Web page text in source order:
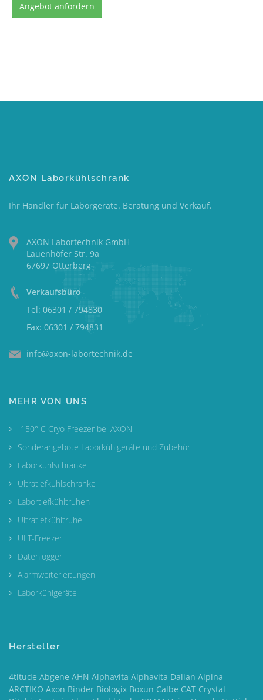
Angebot anfordern
AXON Laborkühlschrank
Ihr Händler für Laborgeräte. Beratung und Verkauf.
AXON Labortechnik GmbH
Lauenhöfer Str. 9a
67697 Otterberg
Verkaufsbüro
Tel: 06301 / 794830
Fax: 06301 / 794831
info@axon-labortechnik.de
MEHR VON UNS
-150° C Cryo Freezer bei AXON
Sonderangebote Laborkühlgeräte und Zubehör
Laborkühlschränke
Ultratiefkühlschränke
Labortiefkühltruhen
Ultratiefkühltruhe
ULT-Freezer
Datenlogger
Alarmweiterleitungen
Laborkühlgeräte
Hersteller
4titude Abgene AHN Alphavita Alphavita Dalian Alpina
ARCTIKO Axon Binder Biologix Boxun Calbe CAT Crystal